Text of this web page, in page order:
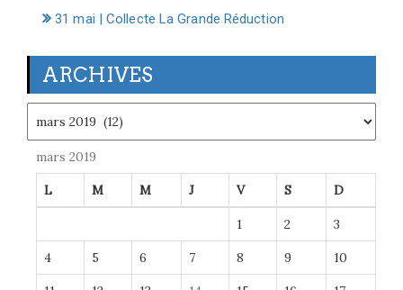
31 mai | Collecte La Grande Réduction
ARCHIVES
mars 2019
L M M J V S D
1 2 3
4 5 6 7 8 9 10